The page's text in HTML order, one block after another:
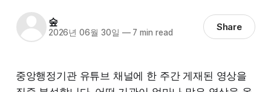
숲
2026년 06월 30일 —7 min read Share
중앙행정기관 유튜브 채널에 한 주간 게재된 영상을